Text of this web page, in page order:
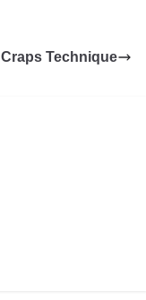
Craps Technique